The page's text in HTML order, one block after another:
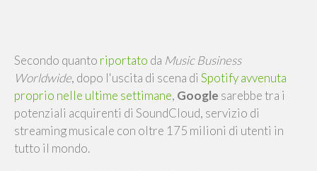
Secondo quanto riportato da Music Business
Worldwide, dopo l'uscita di scena di Spotify avvenuta
proprio nelle ultime settimane, Google sarebbe tra i
potenziali acquirenti di SoundCloud, servizio di
streaming musicale con oltre 175 milioni di utenti in
tutto il mondo.